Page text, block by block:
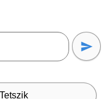
Tetszik